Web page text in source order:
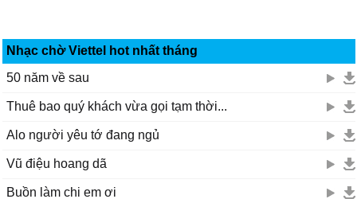
Nhạc chờ Viettel hot nhất tháng
50 năm về sau
Thuê bao quý khách vừa gọi tạm thời...
Alo người yêu tớ đang ngủ
Vũ điệu hoang dã
Buồn làm chi em ơi